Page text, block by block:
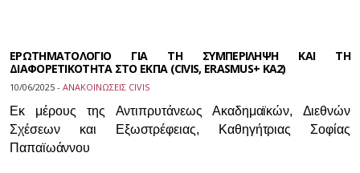
ΕΡΩΤΗΜΑΤΟΛΟΓΙΟ ΓΙΑ ΤΗ ΣΥΜΠΕΡΙΛΗΨΗ ΚΑΙ ΤΗ
ΔΙΑΦΟΡΕΤΙΚΟΤΗΤΑ ΣΤΟ ΕΚΠΑ (CIVIS, ERASMUS+ ΚΑ2)
10/06/2025 - ΑΝΑΚΟΙΝΩΣΕΙΣ CIVIS
Εκ μέρους της Αντιπρυτάνεως Ακαδημαϊκών, Διεθνών
Σχέσεων και Εξωστρέφειας, Καθηγήτριας Σοφίας
Παπαϊωάννου